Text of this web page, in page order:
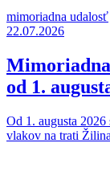
mimoriadna udalosť
22.07.2026
od 1.
Od 1. augusta
vlakov na trati